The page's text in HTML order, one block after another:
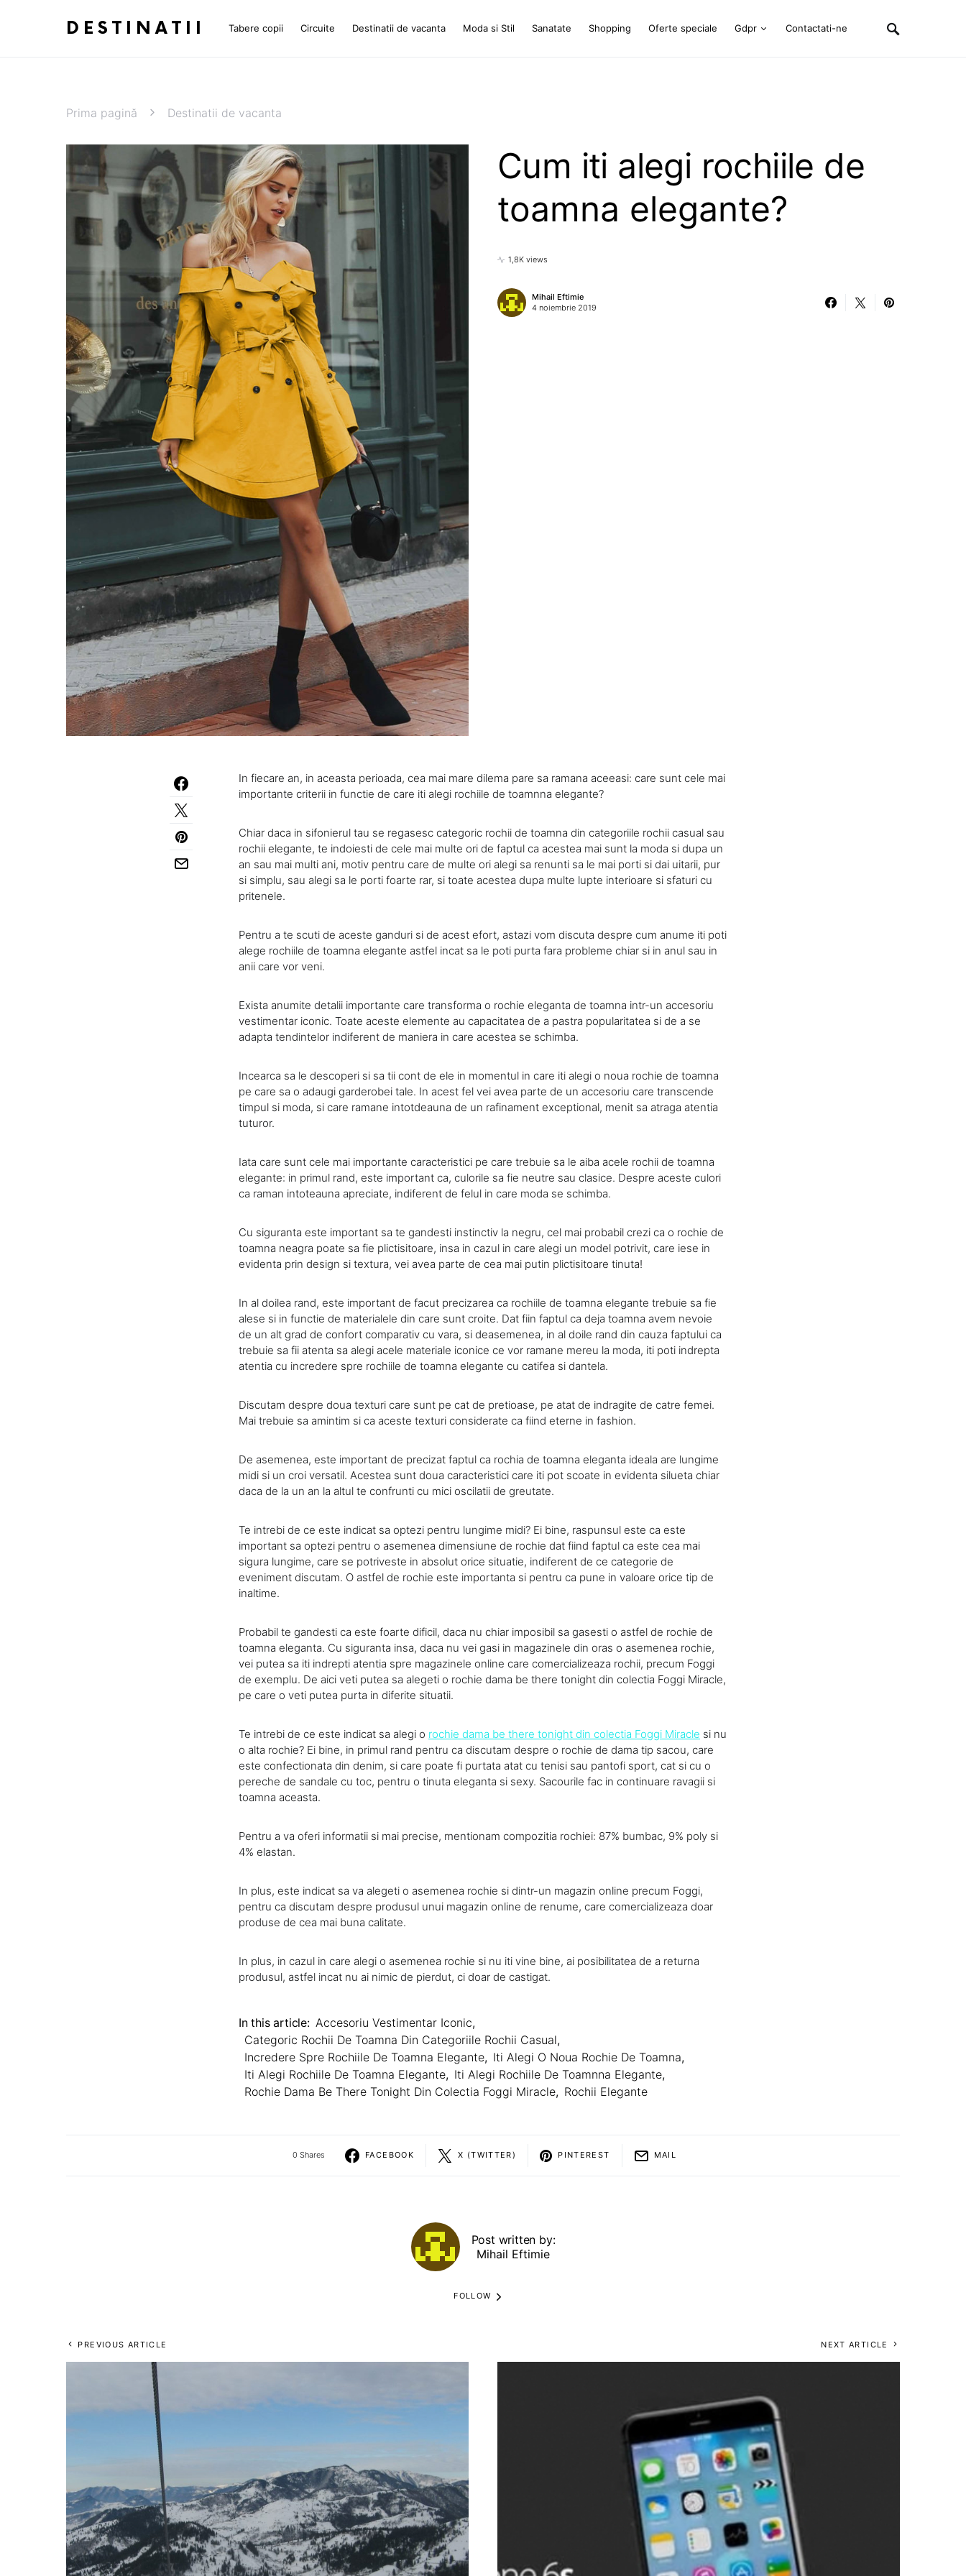
DESTINATII Tabere copii Circuite Destinatii de vacanta Moda si Stil Sanatate Shopping Oferte speciale Gdpr Contactati-ne
Prima pagină Destinatii de vacanta
Cum iti alegi rochiile de
toamna elegante?
1,8K views
Mihail Eftimie
4 noiembrie 2019
In fiecare an, in aceasta perioada, cea mai mare dilema pare sa ramana aceeasi: care sunt cele mai
importante criterii in functie de care iti alegi rochiile de toamnna elegante?
Chiar daca in sifonierul tau se regasesc categoric rochii de toamna din categoriile rochii casual sau
rochii elegante, te indoiesti de cele mai multe ori de faptul ca acestea mai sunt la moda si dupa un
an sau mai multi ani, motiv pentru care de multe ori alegi sa renunti sa le mai porti si dai uitarii, pur
si simplu, sau alegi sa le porti foarte rar, si toate acestea dupa multe lupte interioare si sfaturi cu
pritenele.
Pentru a te scuti de aceste ganduri si de acest efort, astazi vom discuta despre cum anume iti poti
alege rochiile de toamna elegante astfel incat sa le poti purta fara probleme chiar si in anul sau in
anii care vor veni.
Exista anumite detalii importante care transforma o rochie eleganta de toamna intr-un accesoriu
vestimentar iconic. Toate aceste elemente au capacitatea de a pastra popularitatea si de a se
adapta tendintelor indiferent de maniera in care acestea se schimba.
Incearca sa le descoperi si sa tii cont de ele in momentul in care iti alegi o noua rochie de toamna
pe care sa o adaugi garderobei tale. In acest fel vei avea parte de un accesoriu care transcende
timpul si moda, si care ramane intotdeauna de un rafinament exceptional, menit sa atraga atentia
tuturor.
Iata care sunt cele mai importante caracteristici pe care trebuie sa le aiba acele rochii de toamna
elegante: in primul rand, este important ca, culorile sa fie neutre sau clasice. Despre aceste culori
ca raman intoteauna apreciate, indiferent de felul in care moda se schimba.
Cu siguranta este important sa te gandesti instinctiv la negru, cel mai probabil crezi ca o rochie de
toamna neagra poate sa fie plictisitoare, insa in cazul in care alegi un model potrivit, care iese in
evidenta prin design si textura, vei avea parte de cea mai putin plictisitoare tinuta!
In al doilea rand, este important de facut precizarea ca rochiile de toamna elegante trebuie sa fie
alese si in functie de materialele din care sunt croite. Dat fiin faptul ca deja toamna avem nevoie
de un alt grad de confort comparativ cu vara, si deasemenea, in al doile rand din cauza faptului ca
trebuie sa fii atenta sa alegi acele materiale iconice ce vor ramane mereu la moda, iti poti indrepta
atentia cu incredere spre rochiile de toamna elegante cu catifea si dantela.
Discutam despre doua texturi care sunt pe cat de pretioase, pe atat de indragite de catre femei.
Mai trebuie sa amintim si ca aceste texturi considerate ca fiind eterne in fashion.
De asemenea, este important de precizat faptul ca rochia de toamna eleganta ideala are lungime
midi si un croi versatil. Acestea sunt doua caracteristici care iti pot scoate in evidenta silueta chiar
daca de la un an la altul te confrunti cu mici oscilatii de greutate.
Te intrebi de ce este indicat sa optezi pentru lungime midi? Ei bine, raspunsul este ca este
important sa optezi pentru o asemenea dimensiune de rochie dat fiind faptul ca este cea mai
sigura lungime, care se potriveste in absolut orice situatie, indiferent de ce categorie de
eveniment discutam. O astfel de rochie este importanta si pentru ca pune in valoare orice tip de
inaltime.
Probabil te gandesti ca este foarte dificil, daca nu chiar imposibil sa gasesti o astfel de rochie de
toamna eleganta. Cu siguranta insa, daca nu vei gasi in magazinele din oras o asemenea rochie,
vei putea sa iti indrepti atentia spre magazinele online care comercializeaza rochii, precum Foggi
de exemplu. De aici veti putea sa alegeti o rochie dama be there tonight din colectia Foggi Miracle,
pe care o veti putea purta in diferite situatii.
Te intrebi de ce este indicat sa alegi o rochie dama be there tonight din colectia Foggi Miracle si nu
o alta rochie? Ei bine, in primul rand pentru ca discutam despre o rochie de dama tip sacou, care
este confectionata din denim, si care poate fi purtata atat cu tenisi sau pantofi sport, cat si cu o
pereche de sandale cu toc, pentru o tinuta eleganta si sexy. Sacourile fac in continuare ravagii si
toamna aceasta.
Pentru a va oferi informatii si mai precise, mentionam compozitia rochiei: 87% bumbac, 9% poly si
4% elastan.
In plus, este indicat sa va alegeti o asemenea rochie si dintr-un magazin online precum Foggi,
pentru ca discutam despre produsul unui magazin online de renume, care comercializeaza doar
produse de cea mai buna calitate.
In plus, in cazul in care alegi o asemenea rochie si nu iti vine bine, ai posibilitatea de a returna
produsul, astfel incat nu ai nimic de pierdut, ci doar de castigat.
In this article: Accesoriu Vestimentar Iconic,
Categoric Rochii De Toamna Din Categoriile Rochii Casual,
Incredere Spre Rochiile De Toamna Elegante, Iti Alegi O Noua Rochie De Toamna,
Iti Alegi Rochiile De Toamna Elegante, Iti Alegi Rochiile De Toamnna Elegante,
Rochie Dama Be There Tonight Din Colectia Foggi Miracle, Rochii Elegante
0 Shares FACEBOOK X (TWITTER) PINTEREST MAIL
Post written by:
Mihail Eftimie
FOLLOW
PREVIOUS ARTICLE NEXT ARTICLE